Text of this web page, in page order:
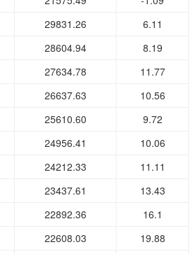
29831.26
6.11
28604.94
8.19
27634.78
11.77
26637.63
10.56
25610.60
9.72
24956.41
10.06
24212.33
11.11
23437.61
13.43
22892.36
16.1
22608.03
19.88